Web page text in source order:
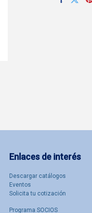
Enlaces de interés
Descargar catálogos
Eventos
Solicita tu cotización
Programa SOCIOS